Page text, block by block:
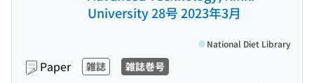
University 28号 2023年3月
Paper 雑誌 雑誌巻号
National Diet Library